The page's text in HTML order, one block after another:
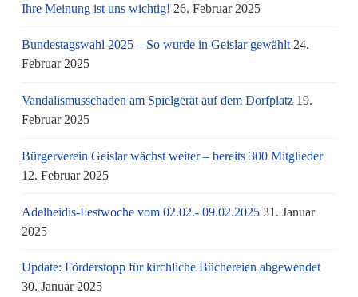
Ihre Meinung ist uns wichtig! 26. Februar 2025
Bundestagswahl 2025 – So wurde in Geislar gewählt 24.
Februar 2025
Vandalismusschaden am Spielgerät auf dem Dorfplatz 19.
Februar 2025
Bürgerverein Geislar wächst weiter – bereits 300 Mitglieder
12. Februar 2025
Adelheidis-Festwoche vom 02.02.- 09.02.2025 31. Januar
2025
Update: Förderstopp für kirchliche Büchereien abgewendet
30. Januar 2025